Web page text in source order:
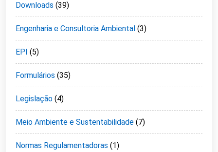
Downloads (39)
Engenharia e Consultoria Ambiental (3)
EPI (5)
Formulários (35)
Legislação (4)
Meio Ambiente e Sustentabilidade (7)
Normas Regulamentadoras (1)